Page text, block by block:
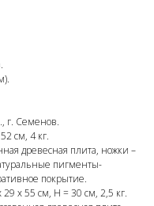
г. Семенов.
см, 4 кг.
древесная плита, ножки –
пигменты-
покрытие.
х 55 см, Н = 30 см, 2,5 кг.